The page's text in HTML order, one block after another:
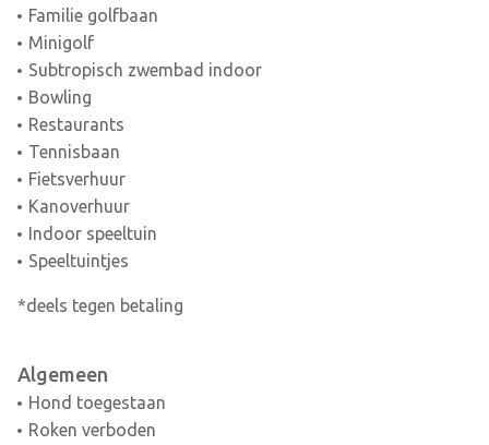
Familie golfbaan
Minigolf
Subtropisch zwembad indoor
Bowling
Restaurants
Tennisbaan
Fietsverhuur
Kanoverhuur
Indoor speeltuin
Speeltuintjes
*deels tegen betaling
Algemeen
Hond toegestaan
Roken verboden